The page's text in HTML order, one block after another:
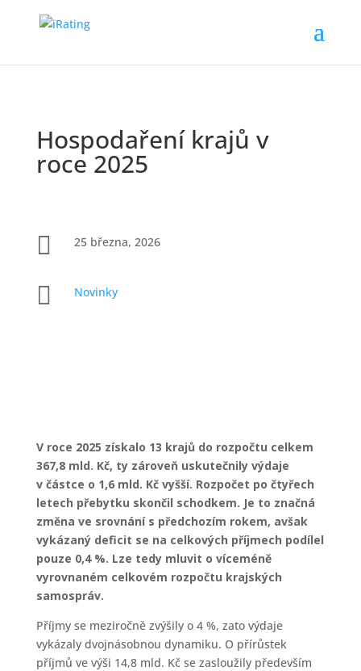
Hospodaření krajů v
roce 2025
 25 března, 2026
 Novinky
V roce 2025 získalo 13 krajů do rozpočtu celkem
367,8 mld. Kč, ty zároveň uskutečnily výdaje
v částce o 1,6 mld. Kč vyšší. Rozpočet po čtyřech
letech přebytku skončil schodkem. Je to značná
změna ve srovnání s předchozím rokem, avšak
vykázaný deficit se na celkových příjmech podílel
pouze 0,4 %. Lze tedy mluvit o víceméně
vyrovnaném celkovém rozpočtu krajských
samospráv.
Příjmy se meziročně zvýšily o 4 %, zato výdaje
vykázaly dvojnásobnou dynamiku. O přírůstek
příjmů ve výši 14,8 mld. Kč se zasloužily především